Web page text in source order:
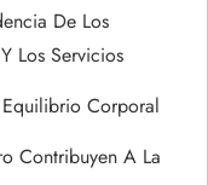
De Los
Los Servicios
Corporal
Contribuyen A La